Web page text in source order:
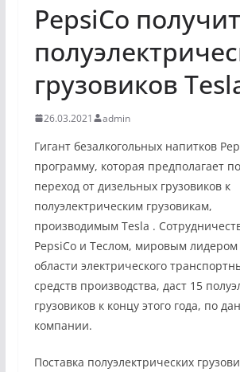
PepsiCo
грузовиков
26.03.2021 admin
Гигант безалкогольных напитков
программу, которая предполагает
переход от дизельных грузовиков к
полуэлектрическим грузовикам,
производимым Tesla .
PepsiCo и Теслом, мировым лидером
области электрического
средствпроизводства, даст 15
грузовиков к концу этого года, по
компании.
Поставка полуэлектрических